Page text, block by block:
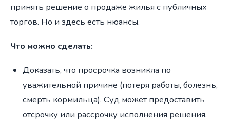
принять решение о продаже жилья с публичных
торгов. Но и здесь есть нюансы.
Что можно сделать:
Доказать, что просрочка возникла по
уважительной причине (потеря работы, болезнь,
смерть кормильца). Суд может предоставить
отсрочку или рассрочку исполнения решения.